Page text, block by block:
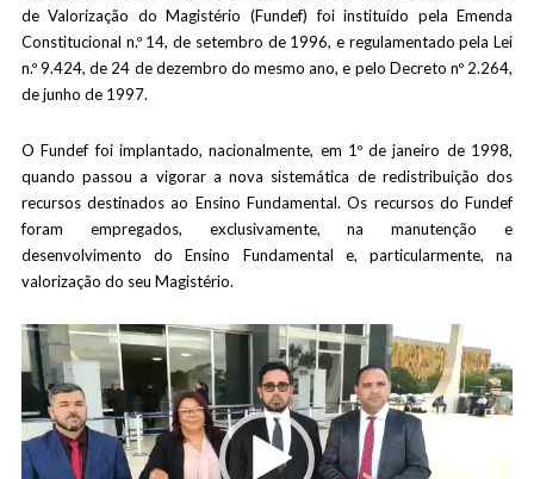
de Valorização do Magistério (Fundef) foi instituído pela Emenda
Constitucional n.º 14, de setembro de 1996, e regulamentado pela Lei
n.º 9.424, de 24 de dezembro do mesmo ano, e pelo Decreto nº 2.264,
de junho de 1997.
O Fundef foi implantado, nacionalmente, em 1º de janeiro de 1998,
quando passou a vigorar a nova sistemática de redistribuição dos
recursos destinados ao Ensino Fundamental. Os recursos do Fundef
foram empregados, exclusivamente, na manutenção e
desenvolvimento do Ensino Fundamental e, particularmente, na
valorização do seu Magistério.
Tocador
de
vídeo